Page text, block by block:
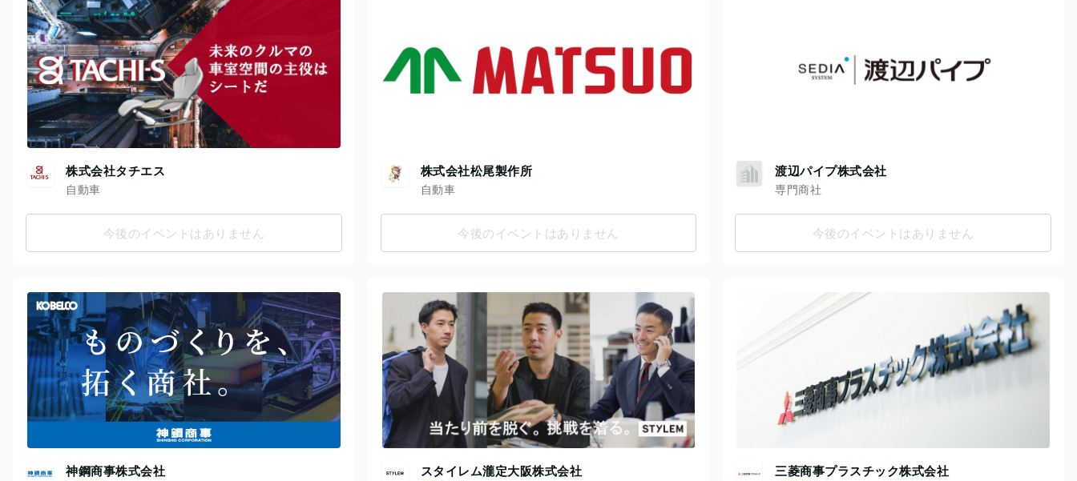
株式会社タチエス
自動車
今後のイベントはありません
株式会社松尾製作所
自動車
今後のイベントはありません
渡辺パイプ株式会社
専門商社
今後のイベントはありません
神鋼商事株式会社 スタイレム瀧定大阪株式会社 三菱商事プラスチック株式会社